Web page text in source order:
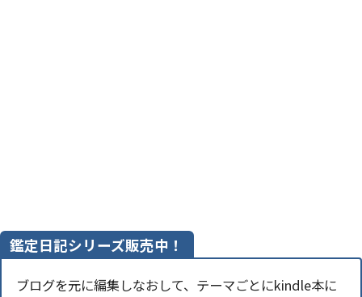
鑑定日記シリーズ販売中！
ブログを元に編集しなおして、テーマごとにkindle本に